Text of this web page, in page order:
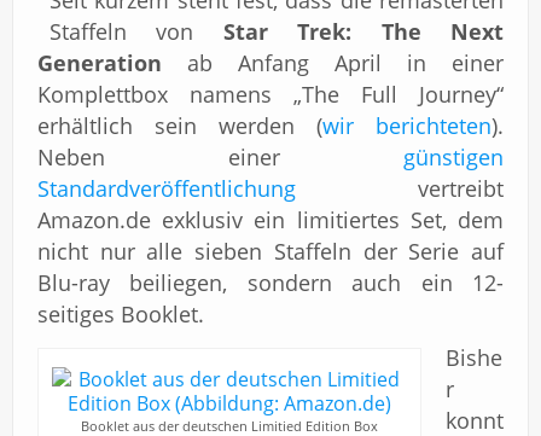
Staffeln von Star Trek: The Next
Generation ab Anfang April in einer
Komplettbox namens „The Full Journey“
erhältlich sein werden (wir berichteten).
Neben einer günstigen
Standardveröffentlichung vertreibt
Amazon.de exklusiv ein limitiertes Set, dem
nicht nur alle sieben Staffeln der Serie auf
Blu-ray beiliegen, sondern auch ein 12-
seitiges Booklet.
Booklet aus der deutschen Limitied Edition Box
Bishe
r
konnt